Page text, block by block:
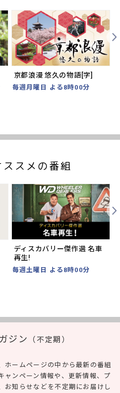
京都浪漫 悠久の物語[字]
毎週月曜日 よる8時00分
スメの番組
ディスカバリー傑作選 名車
再生!
毎週土曜日 よる8時00分
ジン （不定期）
ホームページの中から最新の番組
ャンペーン情報や、更新情報、プ
お知らせなどを不定期にお届けし